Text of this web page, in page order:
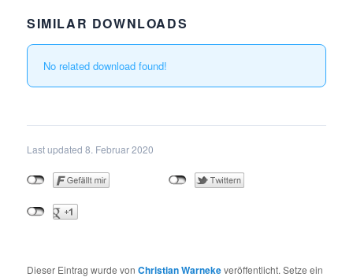
SIMILAR DOWNLOADS
No related download found!
Last updated 8. Februar 2020
Dieser Eintrag wurde vonChristian Warnekeveröffentlicht. Setze ein